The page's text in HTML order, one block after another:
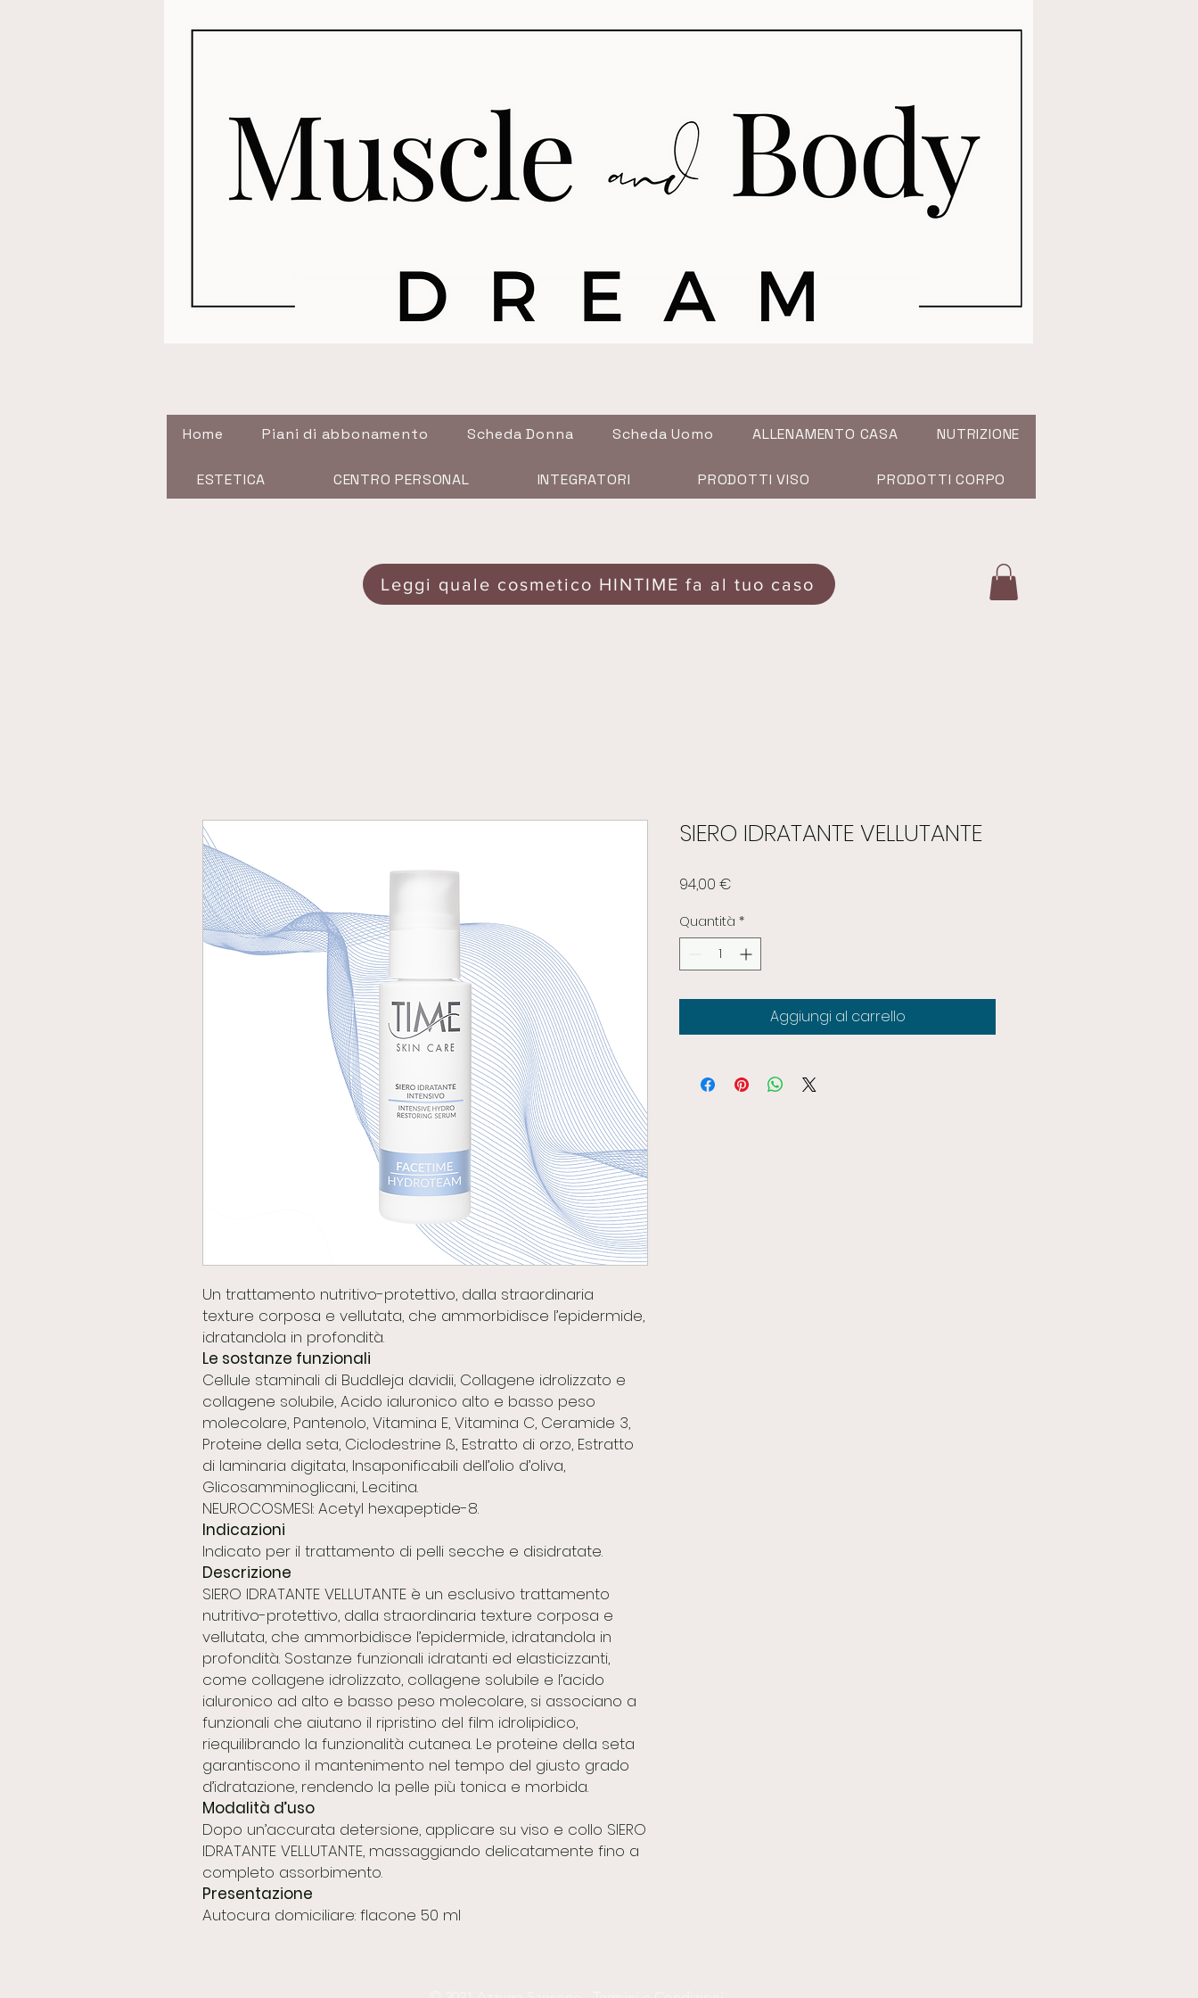
Home Piani di abbonamento Scheda Donna Scheda Uomo ALLENAMENTO CASA NUTRIZIONE
ESTETICA CENTRO PERSONAL INTEGRATORI PRODOTTI VISO PRODOTTI CORPO
Leggi quale cosmetico HINTIME fa al tuo caso
Un trattamento nutritivo-protettivo, dalla straordinaria
texture corposa e vellutata, che ammorbidisce l’epidermide,
idratandola in profondità.
Le sostanze funzionali
Cellule staminali di Buddleja davidii, Collagene idrolizzato e
collagene solubile, Acido ialuronico alto e basso peso
molecolare, Pantenolo, Vitamina E, Vitamina C, Ceramide 3,
Proteine della seta, Ciclodestrine ß, Estratto di orzo, Estratto
di laminaria digitata, Insaponificabili dell’olio d’oliva,
Glicosamminoglicani, Lecitina.
NEUROCOSMESI: Acetyl hexapeptide-8.
Indicazioni
Indicato per il trattamento di pelli secche e disidratate.
Descrizione
SIERO IDRATANTE VELLUTANTE è un esclusivo trattamento
nutritivo-protettivo, dalla straordinaria texture corposa e
vellutata, che ammorbidisce l’epidermide, idratandola in
profondità. Sostanze funzionali idratanti ed elasticizzanti,
come collagene idrolizzato, collagene solubile e l’acido
ialuronico ad alto e basso peso molecolare, si associano a
funzionali che aiutano il ripristino del film idrolipidico,
riequilibrando la funzionalità cutanea. Le proteine della seta
garantiscono il mantenimento nel tempo del giusto grado
d’idratazione, rendendo la pelle più tonica e morbida.
Modalità d’uso
Dopo un’accurata detersione, applicare su viso e collo SIERO
IDRATANTE VELLUTANTE, massaggiando delicatamente fino a
completo assorbimento.
Presentazione
Autocura domiciliare: flacone 50 ml
SIERO IDRATANTE VELLUTANTE
94,00 €
Quantità *
Aggiungi al carrello